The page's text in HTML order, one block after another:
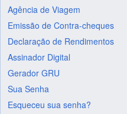
Agência de Viagem
Emissão de Contra-cheques
Declaração de Rendimentos
Assinador Digital
Gerador GRU
Sua Senha
Esqueceu sua senha?